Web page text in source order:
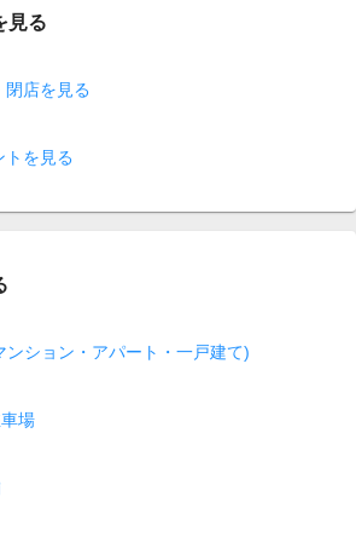
見る
店を見る
トを見る
ンション・アパート・一戸建て)
場